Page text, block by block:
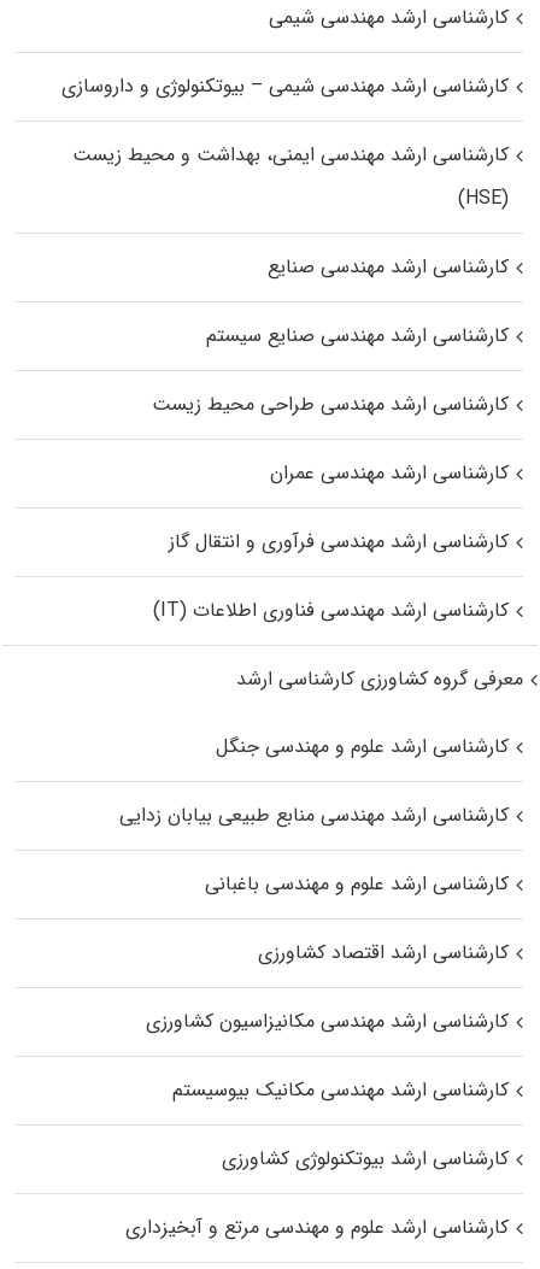
کارشناسی ارشد مهندسی شیمی
کارشناسی ارشد مهندسی شیمی – بیوتکنولوژی و داروسازی
کارشناسی ارشد مهندسی ایمنی، بهداشت و محیط زیست
(HSE)
کارشناسی ارشد مهندسی صنایع
کارشناسی ارشد مهندسی صنایع سیستم
کارشناسی ارشد مهندسی طراحی محیط زیست
کارشناسی ارشد مهندسی عمران
کارشناسی ارشد مهندسی فرآوری و انتقال گاز
کارشناسی ارشد مهندسی فناوری اطلاعات (IT)
معرفی گروه کشاورزی کارشناسی ارشد
کارشناسی ارشد علوم و مهندسی جنگل
کارشناسی ارشد مهندسی منابع طبیعی بیابان زدایی
کارشناسی ارشد علوم و مهندسی باغبانی
کارشناسی ارشد اقتصاد کشاورزی
کارشناسی ارشد مهندسی مکانیزاسیون کشاورزی
کارشناسی ارشد مهندسی مکانیک بیوسیستم
کارشناسی ارشد بیوتکنولوژی کشاورزی
کارشناسی ارشد علوم و مهندسی مرتع و آبخیزداری